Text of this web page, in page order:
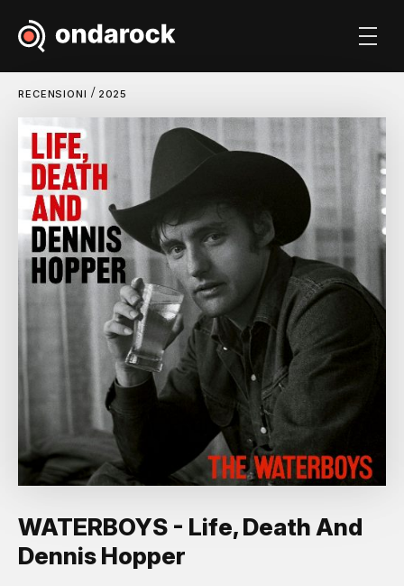
RECENSIONI / 2025
WATERBOYS - Life, Death And
Dennis Hopper